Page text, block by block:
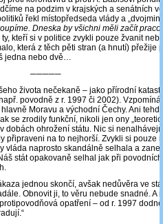
na podzim v krajských a senátních
řekl místopředseda vlády a
Dneska by všichni měli začít
kteří si v politice zvykli pouze žvanit
která z těch pěti stran (a hnutí) přežije
jedna nebo dvě…
─────
života nečekaně ‒ jako přírodní
povodně z r. 1997 či 2002).
Moravu a východní Čechy. Ani
se zrodily funkční, nikoli jen ony
dobách ohrožení státu. Nic si
připraveni na to nejhorší. Zvykli si pouze
vláda naprosto skandálně selhala a
stát opakovaně selhal jak při
jednou skončí, avšak nedůvěra ve
Obnovit ji, to věru nebude snadné. A
opatření – od r. 1997